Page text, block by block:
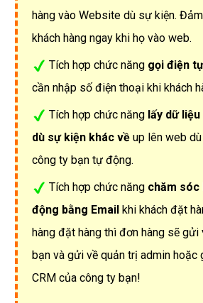
hàng vào Website dù sự kiện.
khách hàng ngay khi họ vào web.
Tích hợp chức năng gọi điện
cần nhập số điện thoại khi khách
Tích hợp chức năng lấy dữ
dù sự kiện khác về up lên web
công ty bạn tự động.
Tích hợp chức năng chăm sóc
động bằng Email khi khách đặt
hàng đặt hàng thì đơn hàng sẽ gửi
bạn và gửi về quản trị admin hoặc
CRM của công ty bạn!